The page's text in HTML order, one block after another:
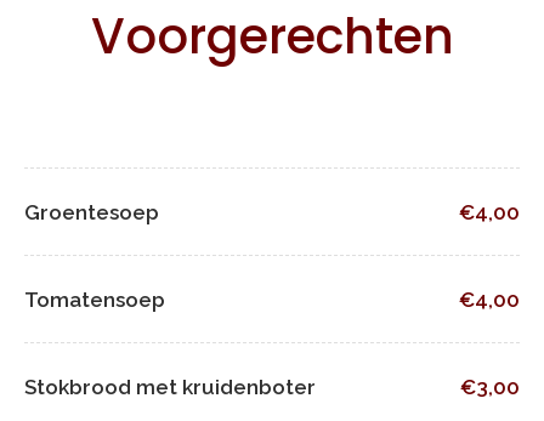
Voorgerechten
Groentesoep €4,00
Tomatensoep €4,00
Stokbrood met kruidenboter €3,00